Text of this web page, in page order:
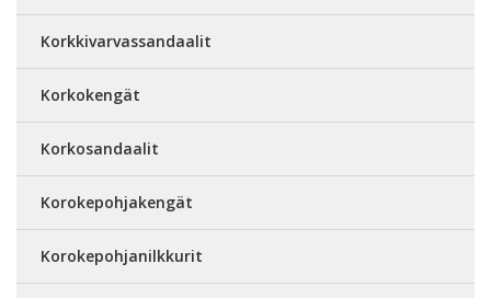
Korkkivarvassandaalit
Korkokengät
Korkosandaalit
Korokepohjakengät
Korokepohjanilkkurit